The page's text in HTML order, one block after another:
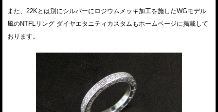
また、22Kとは別にシルバーにロジウムメッキ加工を施したWGモデル
風のNTFLリング ダイヤエタニティカスタムもホームページに掲載して
おります。